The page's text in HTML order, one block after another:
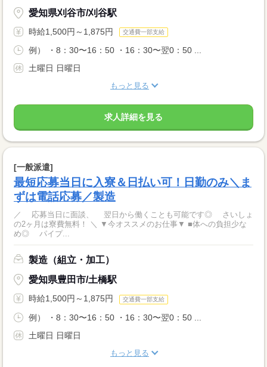
愛知県刈谷市/刈谷駅
時給1,500円～1,875円 交通費一部支給
例） ・8：30〜16：50 ・16：30〜翌0：50 ...
土曜日 日曜日
もっと見る
求人詳細を見る
[一般派遣]
最短応募当日に入寮＆日払い可！日勤のみ＼ま
ずは電話応募／製造
／ 応募当日に面談、 翌日から働くことも可能です◎ さいしょ
の2ヶ月は寮費無料！ ＼ ▼今オススメのお仕事▼ ■体への負担少な
め◎ パイプ...
製造（組立・加工）
愛知県豊田市/土橋駅
時給1,500円～1,875円 交通費一部支給
例） ・8：30〜16：50 ・16：30〜翌0：50 ...
土曜日 日曜日
もっと見る